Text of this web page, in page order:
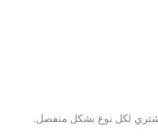
لكل نوع بشكل منفصل.